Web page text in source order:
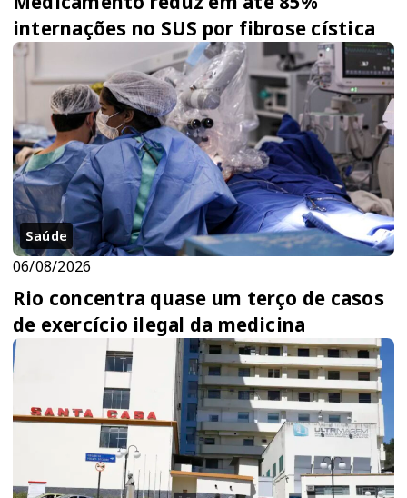
internações no SUS por fibrose cística
Saúde
06/08/2026
Rio concentra quase um terço de casos
de exercício ilegal da medicina